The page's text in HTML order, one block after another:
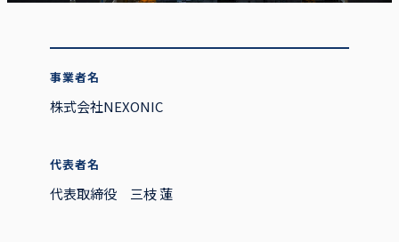
事業者名
株式会社NEXONIC
代表者名
代表取締役 三枝 蓮